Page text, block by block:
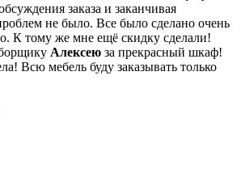
заказа и заканчивая
не было. Все было сделано очень
К тому же мне ещё скидку сделали!
Алексею за прекрасный шкаф!
Всю мебель буду заказывать только